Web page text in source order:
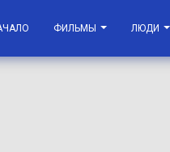
ФИЛЬМЫ ЛЮДИ